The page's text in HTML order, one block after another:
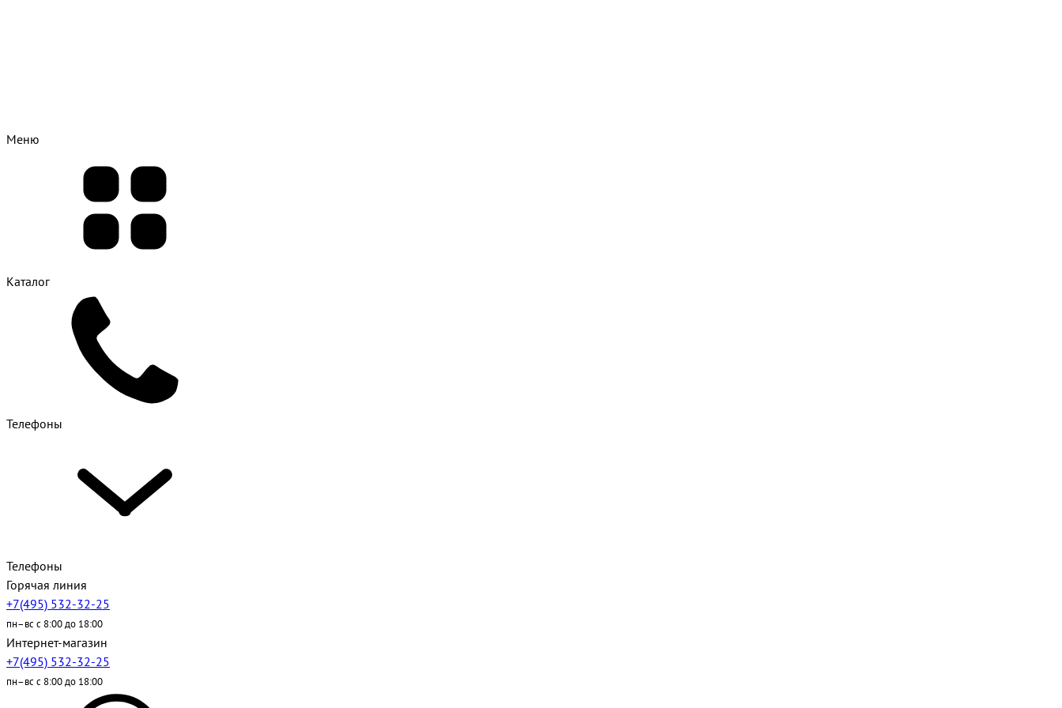
Меню
Каталог
Телефоны
Телефоны
Горячая линия
+7(495) 532-32-25
пн–вс с 8:00 до 18:00
Интернет-магазин
+7(495) 532-32-25
пн–вс с 8:00 до 18:00